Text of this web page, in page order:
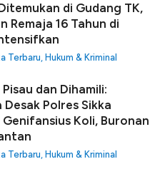
di Gudang TK,
Remaja 16 Tahun di
Terbaru, Hukum & Kriminal
dan Dihamili:
Desak Polres Sikka
Koli, Buronan
Terbaru, Hukum & Kriminal